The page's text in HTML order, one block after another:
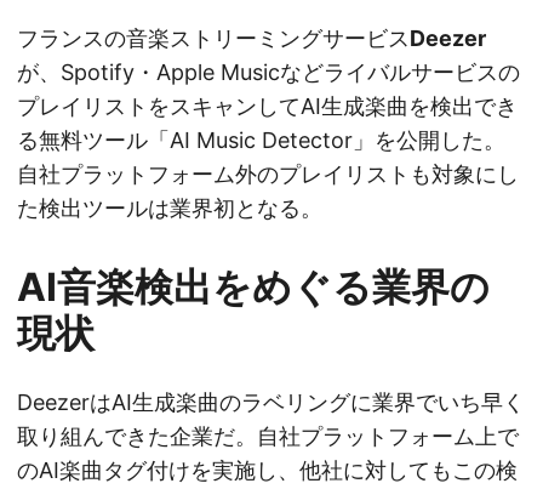
フランスの音楽ストリーミングサービスDeezer
が、Spotify・Apple Musicなどライバルサービスの
プレイリストをスキャンしてAI生成楽曲を検出でき
る無料ツール「AI Music Detector」を公開した。
自社プラットフォーム外のプレイリストも対象にし
た検出ツールは業界初となる。
AI音楽検出をめぐる業界の
現状
DeezerはAI生成楽曲のラベリングに業界でいち早く
取り組んできた企業だ。自社プラットフォーム上で
のAI楽曲タグ付けを実施し、他社に対してもこの検